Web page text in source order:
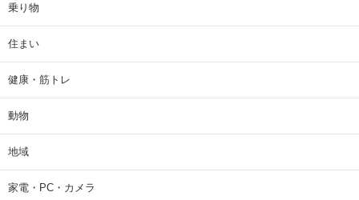
乗り物
住まい
健康・筋トレ
動物
地域
家電・PC・カメラ